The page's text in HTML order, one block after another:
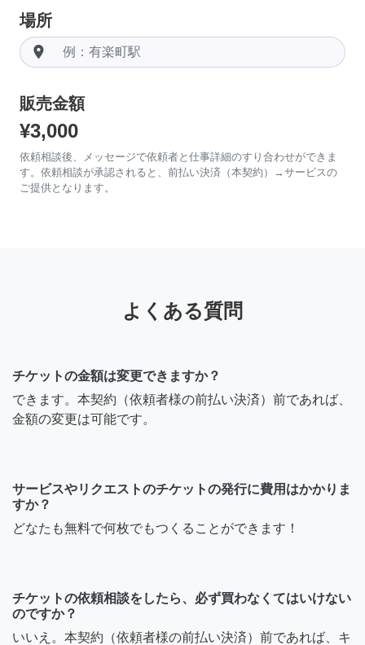
場所
room
販売金額
¥3,000
依頼相談後、メッセージで依頼者と仕事詳細のすり合わせができま
す。依頼相談が承認されると、前払い決済（本契約）→サービスの
ご提供となります。
よくある質問
チケットの金額は変更できますか？
できます。本契約（依頼者様の前払い決済）前であれば、
金額の変更は可能です。
サービスやリクエストのチケットの発行に費用はかかりま
すか？
どなたも無料で何枚でもつくることができます！
チケットの依頼相談をしたら、必ず買わなくてはいけない
のですか？
いいえ。本契約（依頼者様の前払い決済）前であれば、キ